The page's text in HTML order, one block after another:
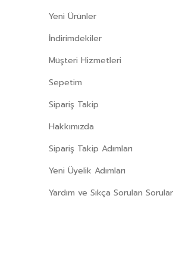
Yeni Ürünler
İndirimdekiler
Müşteri Hizmetleri
Sepetim
Sipariş Takip
Hakkımızda
Sipariş Takip Adımları
Yeni Üyelik Adımları
Yardım ve Sıkça Sorulan Sorular